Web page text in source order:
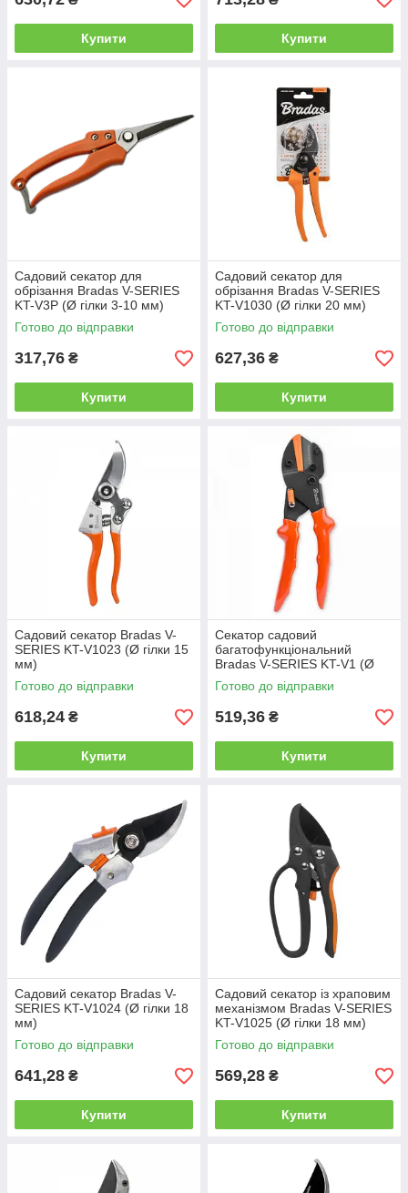
Купити Купити
Садовий секатор для
обрізання Bradas V-SERIES
KT-V3P (Ø гілки 3-10 мм)
Готово до відправки
317,76 ₴
Купити
Садовий секатор для
обрізання Bradas V-SERIES
KT-V1030 (Ø гілки 20 мм)
Готово до відправки
627,36 ₴
Купити
Садовий секатор Bradas V-
SERIES KT-V1023 (Ø гілки 15
мм)
Готово до відправки
618,24 ₴
Купити
Секатор садовий
багатофункціональний
Bradas V-SERIES KT-V1 (Ø
гілки 12 мм)
Готово до відправки
519,36 ₴
Купити
Садовий секатор Bradas V-
SERIES KT-V1024 (Ø гілки 18
мм)
Готово до відправки
641,28 ₴
Купити
Садовий секатор із храповим
механізмом Bradas V-SERIES
KT-V1025 (Ø гілки 18 мм)
Готово до відправки
569,28 ₴
Купити